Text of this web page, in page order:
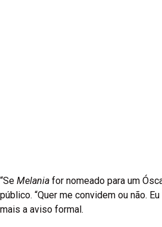
“Se Melania for nomeado para um
público. “Quer me convidem ou não.
mais a aviso formal.